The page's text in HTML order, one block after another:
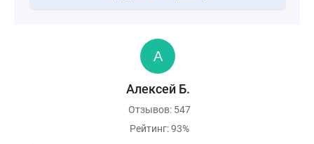
Алексей Б.
Отзывов: 547
Рейтинг: 93%